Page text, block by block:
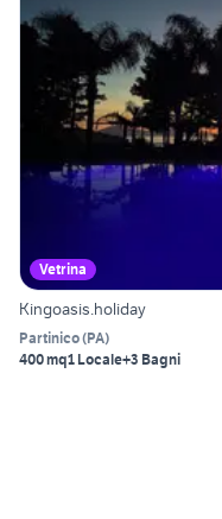
Vetrina
Kingoasis.holiday
Partinico(PA)
400 mq1 Locale+3 Bagni